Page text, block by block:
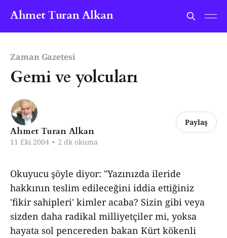
Ahmet Turan Alkan
Zaman Gazetesi
Gemi ve yolcuları
Ahmet Turan Alkan
11 Eki 2004 • 2 dk okuma
Paylaş
Okuyucu şöyle diyor: "Yazınızda ileride
hakkının teslim edileceğini iddia ettiğiniz
'fikir sahipleri' kimler acaba? Sizin gibi veya
sizden daha radikal milliyetçiler mi, yoksa
hayata sol pencereden bakan Kürt kökenli